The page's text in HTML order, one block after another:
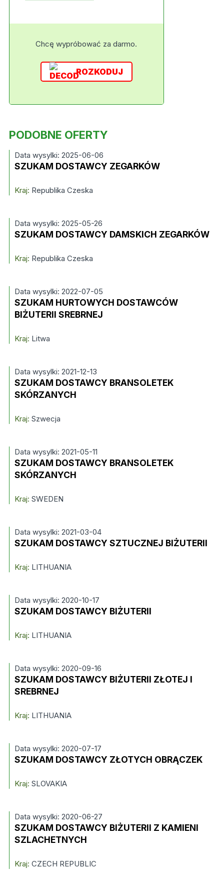
Chcę wypróbować za darmo.
ROZKODUJ
PODOBNE OFERTY
Data wysylki: 2025-06-06
SZUKAM DOSTAWCY ZEGARKÓW
Kraj: Republika Czeska
Data wysylki: 2025-05-26
SZUKAM DOSTAWCY DAMSKICH ZEGARKÓW
Kraj: Republika Czeska
Data wysylki: 2022-07-05
SZUKAM HURTOWYCH DOSTAWCÓW
BIŻUTERII SREBRNEJ
Kraj: Litwa
Data wysylki: 2021-12-13
SZUKAM DOSTAWCY BRANSOLETEK
SKÓRZANYCH
Kraj: Szwecja
Data wysylki: 2021-05-11
SZUKAM DOSTAWCY BRANSOLETEK
SKÓRZANYCH
Kraj: SWEDEN
Data wysylki: 2021-03-04
SZUKAM DOSTAWCY SZTUCZNEJ BIŻUTERII
Kraj: LITHUANIA
Data wysylki: 2020-10-17
SZUKAM DOSTAWCY BIŻUTERII
Kraj: LITHUANIA
Data wysylki: 2020-09-16
SZUKAM DOSTAWCY BIŻUTERII ZŁOTEJ I
SREBRNEJ
Kraj: LITHUANIA
Data wysylki: 2020-07-17
SZUKAM DOSTAWCY ZŁOTYCH OBRĄCZEK
Kraj: SLOVAKIA
Data wysylki: 2020-06-27
SZUKAM DOSTAWCY BIŻUTERII Z KAMIENI
SZLACHETNYCH
Kraj: CZECH REPUBLIC